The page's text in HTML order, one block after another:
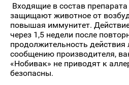
Входящие в состав
защищают животное от
повышая иммунитет.
через 1,5 недели после
продолжительность действия
сообщению производителя,
«Нобивак» не приводят к
безопасны.